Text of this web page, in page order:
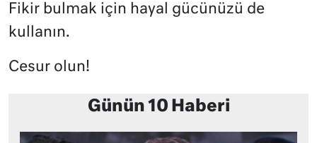
Fikir bulmak için hayal gücünüzü de
kullanın.
Cesur olun!
Günün 10 Haberi